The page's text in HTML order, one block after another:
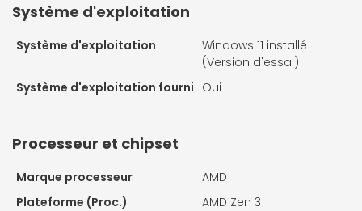
Système d'exploitation
Système d'exploitation
Windows 11 installé
(Version d'essai)
Système d'exploitation fourni Oui
Processeur et chipset
Marque processeur
AMD
Plateforme (Proc.)
AMD Zen 3